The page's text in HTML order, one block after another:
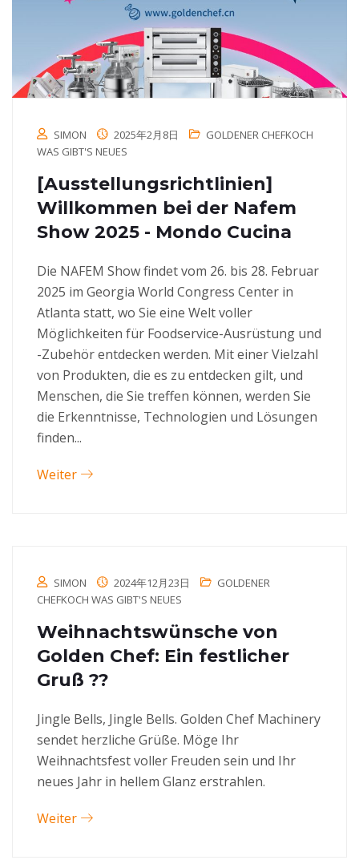
SIMON 2025年2月8日
GOLDENER CHEFKOCH
WAS GIBT'S NEUES
[Ausstellungsrichtlinien]
Willkommen bei der Nafem
Show 2025 - Mondo Cucina
Die NAFEM Show findet vom 26. bis 28. Februar
2025 im Georgia World Congress Center in
Atlanta statt, wo Sie eine Welt voller
Möglichkeiten für Foodservice-Ausrüstung und
-Zubehör entdecken werden. Mit einer Vielzahl
von Produkten, die es zu entdecken gilt, und
Menschen, die Sie treffen können, werden Sie
die Erkenntnisse, Technologien und Lösungen
finden...
Weiter
SIMON 2024年12月23日
GOLDENER
CHEFKOCH WAS GIBT'S NEUES
Weihnachtswünsche von
Golden Chef: Ein festlicher
Gruß ??
Jingle Bells, Jingle Bells. Golden Chef Machinery
sendet herzliche Grüße. Möge Ihr
Weihnachtsfest voller Freuden sein und Ihr
neues Jahr in hellem Glanz erstrahlen.
Weiter